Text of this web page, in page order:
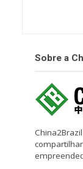
Sobre a